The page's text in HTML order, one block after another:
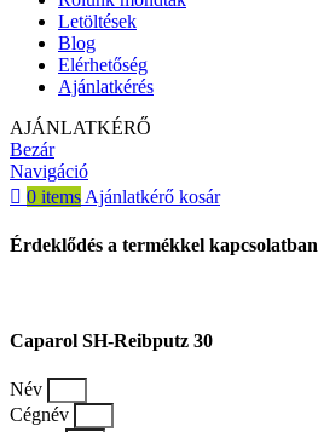
Letöltések
Blog
Elérhetőség
Ajánlatkérés
AJÁNLATKÉRŐ
Bezár
Navigáció
0 items Ajánlatkérő kosár
Érdeklődés a termékkel kapcsolatban
Caparol SH-Reibputz 30
Név
Cégnév